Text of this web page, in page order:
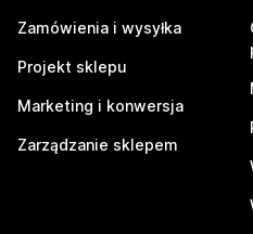
Zamówienia i wysyłka
Projekt sklepu
Marketing i konwersja
Zarządzanie sklepem